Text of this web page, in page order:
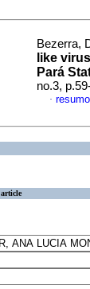
Bezerra,
like
Pará
no.3,
·
article